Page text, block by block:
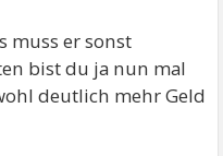
muss er sonst
bist du ja nun mal
deutlich mehr Geld